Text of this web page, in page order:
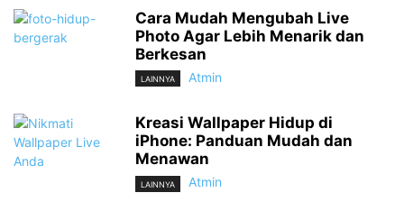
Cara Mudah Mengubah Live
Photo Agar Lebih Menarik dan
Berkesan
LAINNYA Atmin
Kreasi Wallpaper Hidup di
iPhone: Panduan Mudah dan
Menawan
LAINNYA Atmin